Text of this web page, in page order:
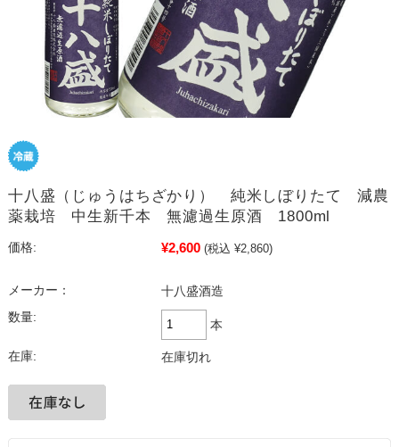
十八盛（じゅうはちざかり） 純米しぼりたて 減農
薬栽培 中生新千本 無濾過生原酒 1800ml
価格: ¥2,600 (税込 ¥2,860)
メーカー：
十八盛酒造
数量:
本
在庫: 在庫切れ